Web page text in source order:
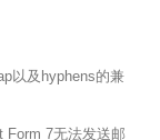
以及hyphens的兼
Form 7无法发送邮